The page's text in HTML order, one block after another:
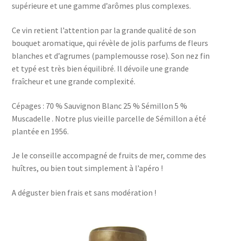
supérieure et une gamme d’arômes plus complexes.
Ce vin retient l’attention par la grande qualité de son
bouquet aromatique, qui révèle de jolis parfums de fleurs
blanches et d’agrumes (pamplemousse rose). Son nez fin
et typé est très bien équilibré. Il dévoile une grande
fraîcheur et une grande complexité.
Cépages : 70 % Sauvignon Blanc 25 % Sémillon 5 %
Muscadelle . Notre plus vieille parcelle de Sémillon a été
plantée en 1956.
Je le conseille accompagné de fruits de mer, comme des
huîtres, ou bien tout simplement à l’apéro !
A déguster bien frais et sans modération !